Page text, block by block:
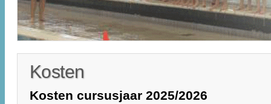
Kosten
Kosten cursusjaar 2025/2026